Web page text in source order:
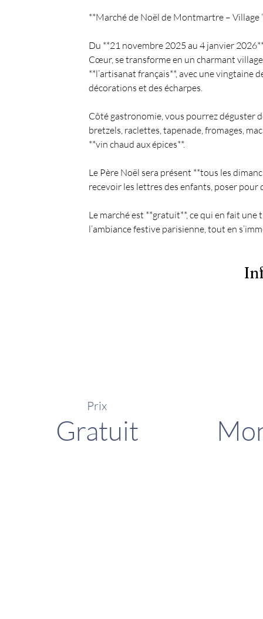
**Marché de Noël de Montmartre – Village
Du **21 novembre 2025 au 4 janvier
Cœur, se transforme en un charmant
**l’artisanat français**, avec une vingtaine
décorations et des écharpes.
Côté gastronomie, vous pourrez déguster
bretzels, raclettes, tapenade, fromages,
**vin chaud aux épices**.
Le Père Noël sera présent **tous les
recevoir les lettres des enfants, poser
Le marché est **gratuit**, ce qui en fait
l’ambiance festive parisienne, tout en
Gratuit
Prix